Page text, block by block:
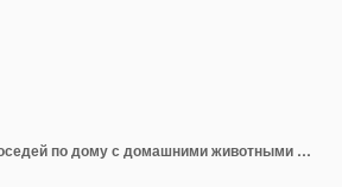
Иллюстрация соседей по дому с домашними животными и детьми